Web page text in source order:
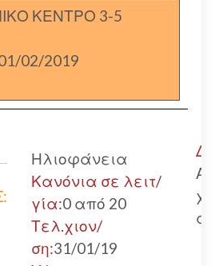
ΚΕΝΤΡΟ 3-5
02/2019
Ηλιοφάνεια
Κανόνια σε λειτ/
γία:0 από 20
Τελ.χιον/
ση:31/01/19